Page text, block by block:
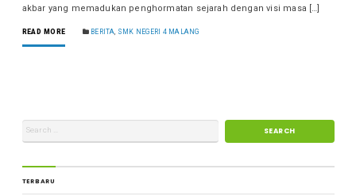
akbar yang memadukan penghormatan sejarah dengan visi masa […]
READ MORE BERITA SMK NEGERI 4 MALANG
TERBARU